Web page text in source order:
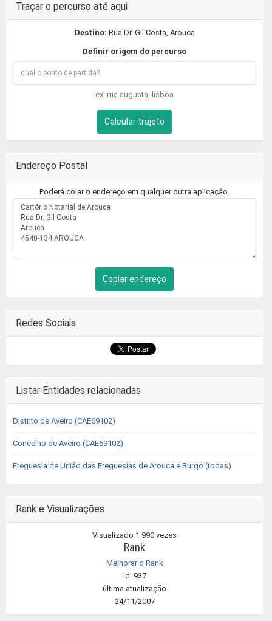
Traçar o percurso até aqui
Destino: Rua Dr. Gil Costa, Arouca
Definir origem do percurso
ex: rua augusta, lisboa
Calcular trajeto
Endereço Postal
Poderá colar o endereço em qualquer outra aplicação.
Copiar endereço
Redes Sociais
Listar Entidades relacionadas
Distrito de Aveiro (CAE69102)
Concelho de Aveiro (CAE69102)
Freguesia de União das Freguesias de Arouca e Burgo (todas)
Rank e Visualizações
Visualizado 1 990 vezes
Rank
Melhorar o Rank
Id: 937
última atualização
24/11/2007